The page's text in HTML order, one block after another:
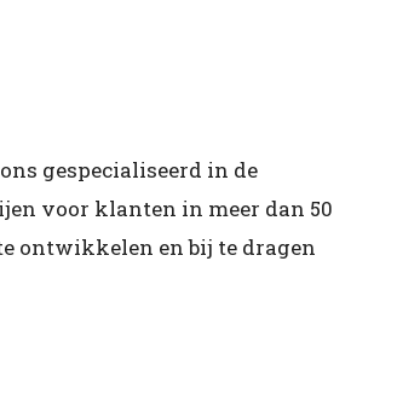
gespecialiseerd in de
voor klanten in meer dan 50
ontwikkelen en bij te dragen